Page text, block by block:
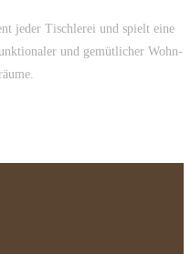
jeder Tischlerei und spielt eine
und gemütlicher Wohn-